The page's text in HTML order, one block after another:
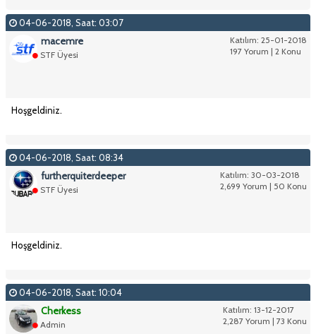
04-06-2018, Saat: 03:07
Katılım: 25-01-2018
197 Yorum | 2 Konu
macemre
STF Üyesi
Hoşgeldiniz.
04-06-2018, Saat: 08:34
Katılım: 30-03-2018
2,699 Yorum | 50 Konu
furtherquiterdeeper
STF Üyesi
Hoşgeldiniz.
04-06-2018, Saat: 10:04
Katılım: 13-12-2017
2,287 Yorum | 73 Konu
Cherkess
Admin